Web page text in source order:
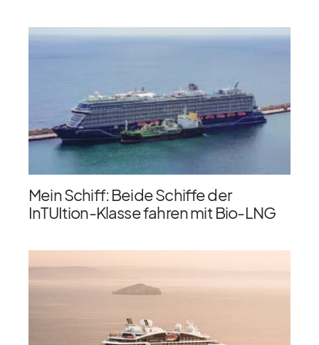
Mein Schiff: Beide Schiffe der
InTUItion-Klasse fahren mit Bio-LNG